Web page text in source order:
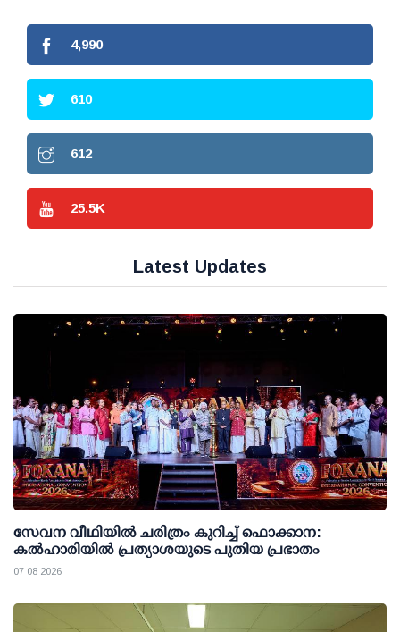
4,990
610
612
25.5K
Latest Updates
സേവന വീഥിയില്‍ ചരിത്രം കുറിച്ച് ഫൊക്കാന:
കല്‍ഹാരിയില്‍ പ്രത്യാശയുടെ പുതിയ പ്രഭാതം
07 08 2026